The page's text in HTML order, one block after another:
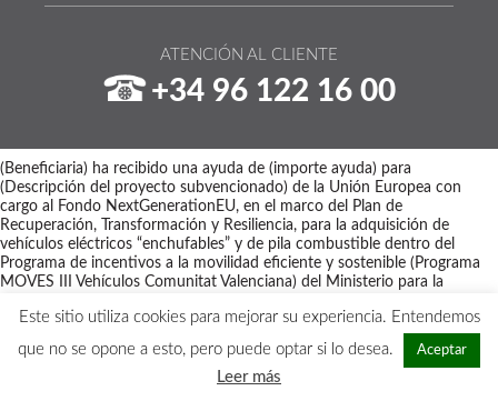
ATENCIÓN AL CLIENTE
+34 96 122 16 00
(Beneficiaria) ha recibido una ayuda de (importe ayuda) para
(Descripción del proyecto subvencionado) de la Unión Europea con
cargo al Fondo NextGenerationEU, en el marco del Plan de
Recuperación, Transformación y Resiliencia, para la adquisición de
vehículos eléctricos “enchufables” y de pila combustible dentro del
Programa de incentivos a la movilidad eficiente y sostenible (Programa
MOVES III Vehículos Comunitat Valenciana) del Ministerio para la
gestionado por el Instituto Valenciano de Competitividad Empresarial
Copyright © 2026 - Maquinaria Disber
Este sitio utiliza cookies para mejorar su experiencia. Entendemos
que no se opone a esto, pero puede optar si lo desea.
Aceptar
Leer más